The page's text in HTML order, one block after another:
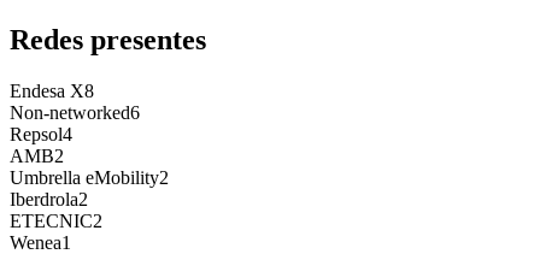
Redes presentes
Endesa X8
Non-networked6
Repsol4
AMB2
Umbrella eMobility2
Iberdrola2
ETECNIC2
Wenea1